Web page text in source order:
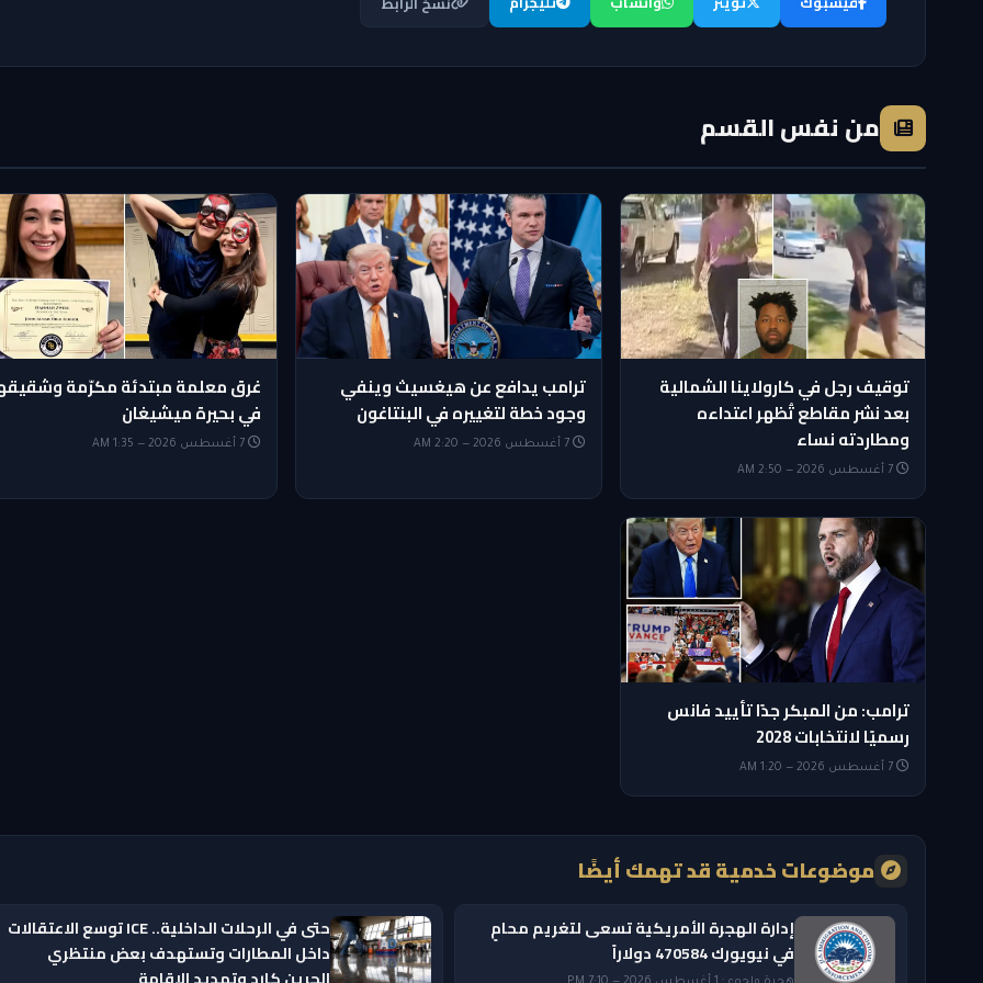
من نفس القسم
توقيف رجل في كارولاينا الشمالية
بعد نشر مقاطع تُظهر اعتداءه
ومطاردته نساء
ترامب يدافع عن هيغسيث وينفي
وجود خطة لتغييره في البنتاغون
7 أغسطس 2026 — 2:20 AM
غرق معلمة مبتدئة مكرّمة
في بحيرة ميشيغان
7 أغسطس 2026 — 1:35 AM
ترامب: من المبكر جدًا تأييد فانس
رسميًا لانتخابات 2028
موضوعات خدمية قد تهمك أيضًا
إدارة الهجرة الأمريكية تسعى لتغريم محامٍ
في نيويورك 470584 دولاراً
حتى في الرحلات الداخلية.. ICE توسع الاعتقالات
داخل المطارات وتستهدف بعض منتظري